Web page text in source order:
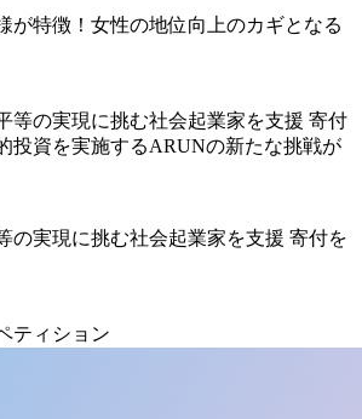
が特徴！女性の地位向上のカギとなる
の実現に挑む社会起業家を支援 寄付を
ティション